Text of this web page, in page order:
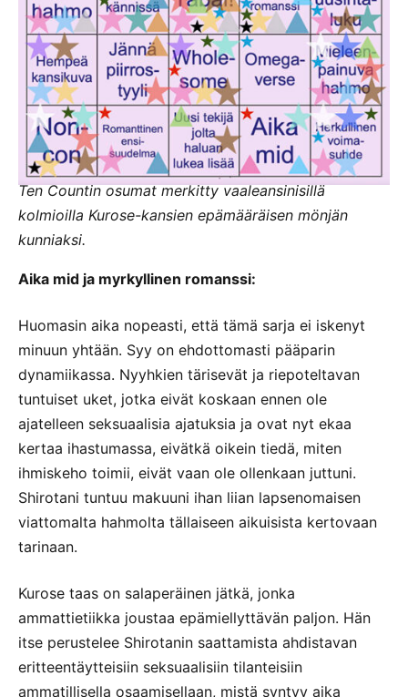
Ten Countin osumat merkitty vaaleansinisillä
kolmioilla Kurose-kansien epämääräisen mönjän
kunniaksi.
Aika mid ja myrkyllinen romanssi:
Huomasin aika nopeasti, että tämä sarja ei iskenyt
minuun yhtään. Syy on ehdottomasti pääparin
dynamiikassa. Nyyhkien tärisevät ja riepoteltavan
tuntuiset uket, jotka eivät koskaan ennen ole
ajatelleen seksuaalisia ajatuksia ja ovat nyt ekaa
kertaa ihastumassa, eivätkä oikein tiedä, miten
ihmiskeho toimii, eivät vaan ole ollenkaan juttuni.
Shirotani tuntuu makuuni ihan liian lapsenomaisen
viattomalta hahmolta tällaiseen aikuisista kertovaan
tarinaan.
Kurose taas on salaperäinen jätkä, jonka
ammattietiikka joustaa epämiellyttävän paljon. Hän
itse perustelee Shirotanin saattamista ahdistavan
eritteentäytteisiin seksuaalisiin tilanteisiin
ammatillisella osaamisellaan, mistä syntyy aika